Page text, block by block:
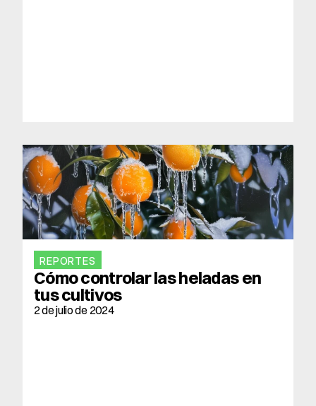
REPORTES
Cómo controlar las heladas en
tus cultivos
2 de julio de 2024